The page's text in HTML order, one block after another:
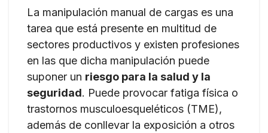
La manipulación manual de cargas es una
tarea que está presente en multitud de
sectores productivos y existen profesiones
en las que dicha manipulación puede
suponer un riesgo para la salud y la
seguridad. Puede provocar fatiga física o
trastornos musculoesqueléticos (TME),
además de conllevar la exposición a otros